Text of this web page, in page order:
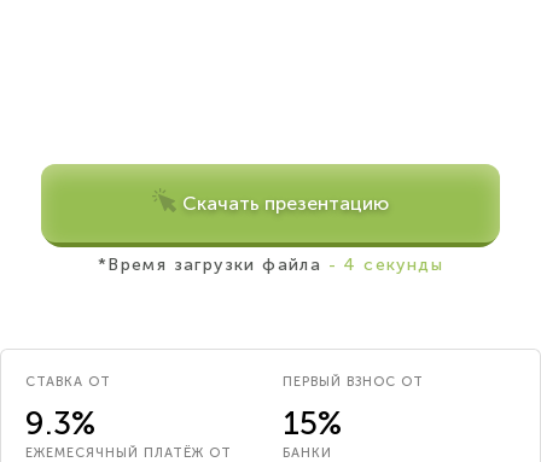
Скачать презентацию
*Время загрузки файла - 4 секунды
СТАВКА ОТ
9.3%
ПЕРВЫЙ ВЗНОС ОТ
15%
ЕЖЕМЕСЯЧНЫЙ ПЛАТЁЖ ОТ БАНКИ